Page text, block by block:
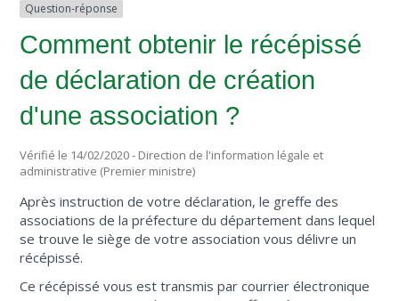
Question-réponse
Comment obtenir le récépissé
de déclaration de création
d'une association ?
Vérifié le 14/02/2020 - Direction de l'information légale et
administrative (Premier ministre)
Après instruction de votre déclaration, le greffe des
associations de la préfecture du département dans lequel
se trouve le siège de votre association vous délivre un
récépissé.
Ce récépissé vous est transmis par courrier électronique